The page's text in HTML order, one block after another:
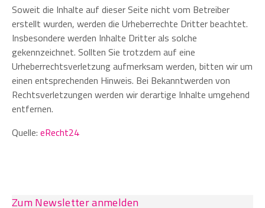
Soweit die Inhalte auf dieser Seite nicht vom Betreiber
erstellt wurden, werden die Urheberrechte Dritter beachtet.
Insbesondere werden Inhalte Dritter als solche
gekennzeichnet. Sollten Sie trotzdem auf eine
Urheberrechtsverletzung aufmerksam werden, bitten wir um
einen entsprechenden Hinweis. Bei Bekanntwerden von
Rechtsverletzungen werden wir derartige Inhalte umgehend
entfernen.
Quelle: eRecht24
Zum Newsletter anmelden